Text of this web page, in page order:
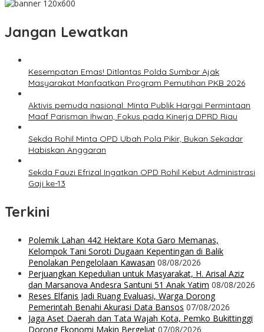
Jangan Lewatkan
Kesempatan Emas! Ditlantas Polda Sumbar Ajak
Masyarakat Manfaatkan Program Pemutihan PKB 2026
Aktivis pemuda nasional: Minta Publik Hargai Permintaan
Maaf Parisman Ihwan, Fokus pada Kinerja DPRD Riau
Sekda Rohil Minta OPD Ubah Pola Pikir, Bukan Sekadar
Habiskan Anggaran
Sekda Fauzi Efrizal Ingatkan OPD Rohil Kebut Administrasi
Gaji ke-13
Terkini
Polemik Lahan 442 Hektare Kota Garo Memanas,
Kelompok Tani Soroti Dugaan Kepentingan di Balik
Penolakan Pengelolaan Kawasan 08/08/2026
Perjuangkan Kepedulian untuk Masyarakat, H. Arisal Aziz
dan Marsanova Andesra Santuni 51 Anak Yatim 08/08/2026
Reses Elfanis Jadi Ruang Evaluasi, Warga Dorong
Pemerintah Benahi Akurasi Data Bansos 07/08/2026
Jaga Aset Daerah dan Tata Wajah Kota, Pemko Bukittinggi
Dorong Ekonomi Makin Bergeliat 07/08/2026